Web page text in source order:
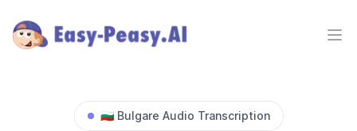
🇧🇬 Bulgare Audio Transcription